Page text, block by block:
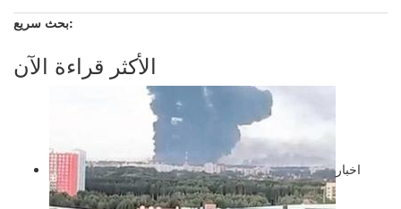
بحث سريع:
الأكثر قراءة الآن
اخبار